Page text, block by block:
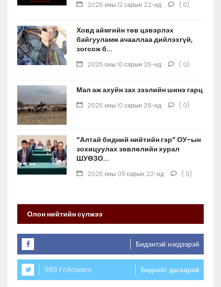
2025 оны 12 сарын 22-нд ( 0)
Ховд аймгийн төв цэвэрлэх
байгууламж ачааллаа дийлэхгүй,
зогсож б...
2025 оны 10 сарын 26-нд ( 0)
Мал аж ахуйн зах зээлийн шинэ гарц
2025 оны 10 сарын 26-нд ( 0)
“Алтай бидний нийтийн гэр” ОУ-ын
зохицуулах зөвлөлийн хурал
ШУӨЗО...
2025 оны 05 сарын 22-нд ( 0)
Олон нийтийн сүлжээ
Бидэнтэй нэгдээрэй
983 Followers Биднийг дагаарай